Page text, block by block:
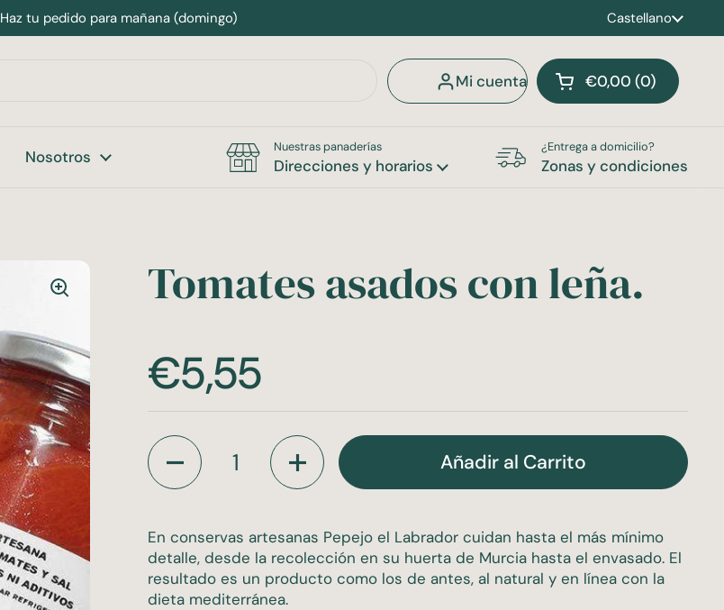
Haz tu pedido para mañana (domingo) Idioma
Castellano
Mi cuenta Abrir carrito
Carrito Total:
€0,00 0
productos en tu
Nosotros
Nuestras panaderías
Direcciones y horarios
¿Entrega a domicilio?
Zonas y condiciones
Tomates asados con leña.
Precio:
€5,55
Cantidad
Añadir al Carrito
En conservas artesanas Pepejo el Labrador cuidan hasta el más mínimo
detalle, desde la recolección en su huerta de Murcia hasta el envasado. El
resultado es un producto como los de antes, al natural y en línea con la
dieta mediterránea.